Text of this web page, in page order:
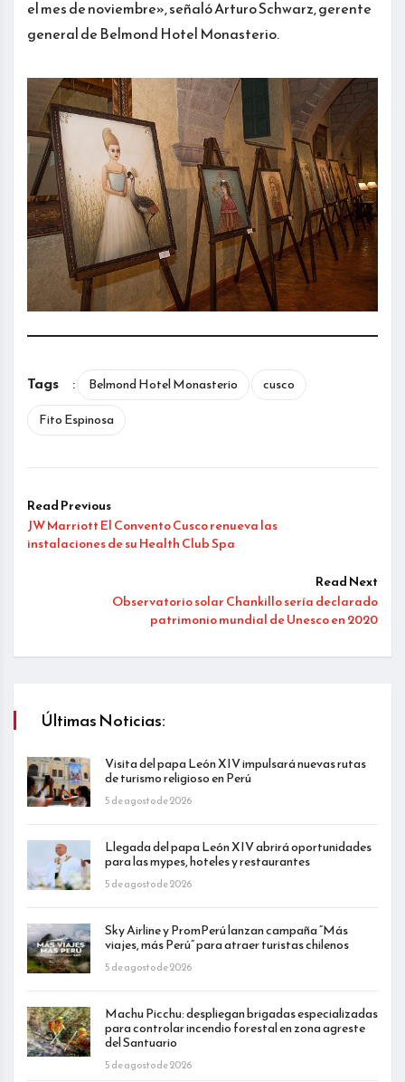
el mes de noviembre», señaló Arturo Schwarz, gerente
general de Belmond Hotel Monasterio.
Tags : Belmond Hotel Monasterio
cusco
Fito Espinosa
Read Previous
JW Marriott El Convento Cusco renueva las
instalaciones de su Health Club Spa
Read Next
Observatorio solar Chankillo sería declarado
patrimonio mundial de Unesco en 2020
Últimas Noticias:
Visita del papa León XIV impulsará nuevas rutas
de turismo religioso en Perú
5 de agosto de 2026
Llegada del papa León XIV abrirá oportunidades
para las mypes, hoteles y restaurantes
5 de agosto de 2026
Sky Airline y PromPerú lanzan campaña “Más
viajes, más Perú” para atraer turistas chilenos
5 de agosto de 2026
Machu Picchu: despliegan brigadas especializadas
para controlar incendio forestal en zona agreste
del Santuario
5 de agosto de 2026